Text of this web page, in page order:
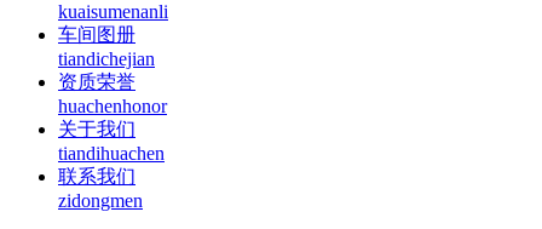
kuaisumenanli
车间图册
tiandichejian
资质荣誉
huachenhonor
关于我们
tiandihuachen
联系我们
zidongmen